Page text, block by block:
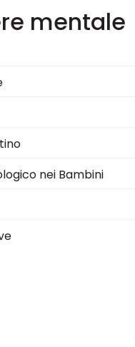
mentale
nei Bambini